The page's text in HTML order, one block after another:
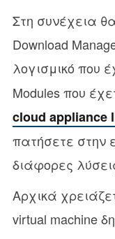
Στη συνέχεια
Download
λογισμικό που
Modules που
cloud appliance
πατήσετε στην
διάφορες
Αρχικά
virtual machine